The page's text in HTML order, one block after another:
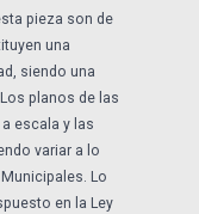
pieza son de
una
siendo una
planos de las
escala y las
variar a lo
Lo
en la Ley